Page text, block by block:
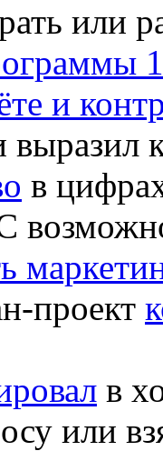
или
и
выразил
в
проект
в
или